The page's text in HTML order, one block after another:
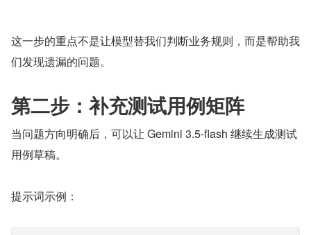
这一步的重点不是让模型替我们判断业务规则，而是帮助我
们发现遗漏的问题。
第二步：补充测试用例矩阵
当问题方向明确后，可以让 Gemini 3.5-flash 继续生成测试
用例草稿。
提示词示例：